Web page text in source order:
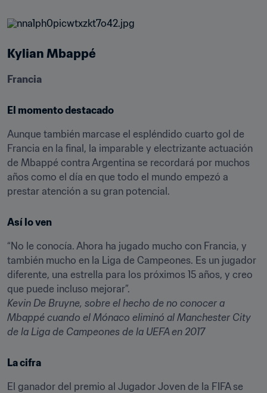
Kylian Mbappé
Francia
El momento destacado
Aunque también marcase el espléndido cuarto gol de
Francia en la final, la imparable y electrizante actuación
de Mbappé contra Argentina se recordará por muchos
años como el día en que todo el mundo empezó a
prestar atención a su gran potencial.
Así lo ven
“No le conocía. Ahora ha jugado mucho con Francia, y
también mucho en la Liga de Campeones. Es un jugador
diferente, una estrella para los próximos 15 años, y creo
Kevin De Bruyne, sobre el hecho de no conocer a
Mbappé cuando el Mónaco eliminó al Manchester City
de la Liga de Campeones de la UEFA en 2017
La cifra
El ganador del premio al Jugador Joven de la FIFA se